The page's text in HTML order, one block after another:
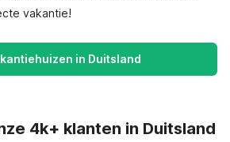
vakantie!
in Duitsland
4k+ klanten in Duitsland